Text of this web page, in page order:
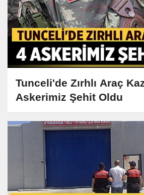
Tunceli'de Zırhlı Araç
Askerimiz Şehit Oldu